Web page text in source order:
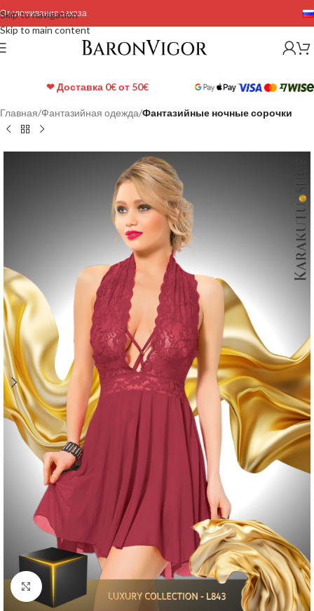
Skip to navigation
Skip to main content
Отслеживание заказа
❤ Доставка 0€ от 50€
Главная Фантазийная одежда Фантазийные ночные сорочки
Click to enlarge